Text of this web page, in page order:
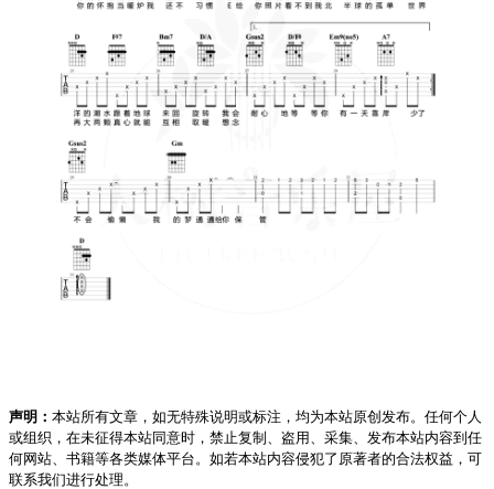
声明： 本站所有文章，如无特殊说明或标注，均为本站原创发布。任何个人
或组织，在未征得本站同意时，禁止复制、盗用、采集、发布本站内容到任
何网站、书籍等各类媒体平台。如若本站内容侵犯了原著者的合法权益，可
联系我们进行处理。